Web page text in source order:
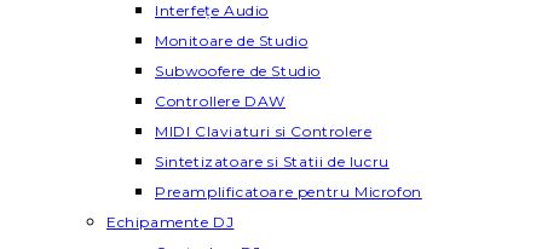
Interfețe Audio
Monitoare de Studio
Subwoofere de Studio
Controllere DAW
MIDI Claviaturi si Controlere
Sintetizatoare si Statii de lucru
Preamplificatoare pentru Microfon
Echipamente DJ